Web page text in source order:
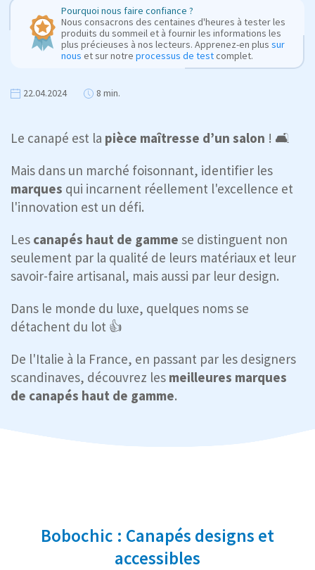
Pourquoi nous faire confiance ?
Nous consacrons des centaines d'heures à tester les
produits du sommeil et à fournir les informations les
plus précieuses à nos lecteurs. Apprenez-en plus sur
nous et sur notre processus de testcomplet.
22.04.2024 8 min.
Le canapé est la pièce maîtresse d’un salon ! 🛋️
Mais dans un marché foisonnant, identifier les
marques qui incarnent réellement l'excellence et
l'innovation est un défi.
Les canapés haut de gamme se distinguent non
seulement par la qualité de leurs matériaux et leur
savoir-faire artisanal, mais aussi par leur design.
Dans le monde du luxe, quelques noms se
détachent du lot 👍
De l'Italie à la France, en passant par les designers
scandinaves, découvrez les meilleures marques
de canapés haut de gamme.
Bobochic : Canapés designs et
accessibles